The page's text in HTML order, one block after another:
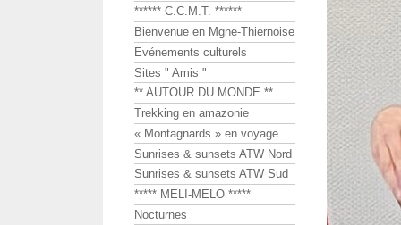
****** C.C.M.T. ******
Bienvenue en Mgne-Thiernoise
Evénements culturels
Sites " Amis "
** AUTOUR DU MONDE **
Trekking en amazonie
« Montagnards » en voyage
Sunrises & sunsets ATW Nord
Sunrises & sunsets ATW Sud
***** MELI-MELO *****
Nocturnes